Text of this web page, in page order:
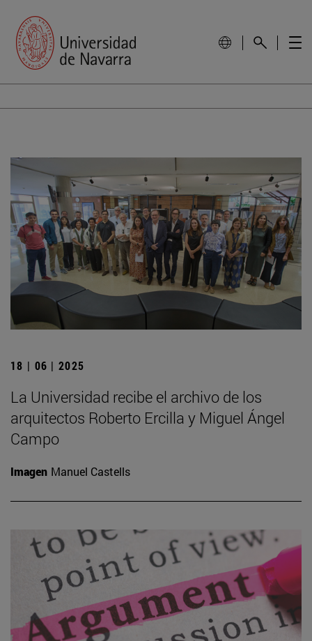
18 | 06 | 2025
La Universidad recibe el archivo de los
arquitectos Roberto Ercilla y Miguel Ángel
Campo
Imagen Manuel Castells